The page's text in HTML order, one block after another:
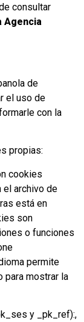
consultar
Agencia
de
el uso de
con la
propias:
cookies
el archivo de
está en
son
o funciones
permite
para mostrar la
y _pk_ref):,